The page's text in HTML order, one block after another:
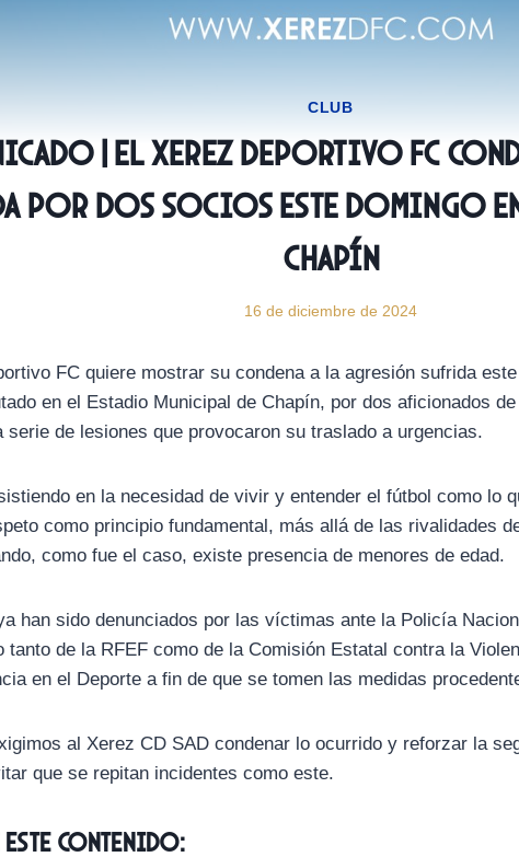
CLUB
| El Xerez Deportivo FC
por dos socios este domingo
Chapín
16 de diciembre de 2024
FC quiere mostrar su condena a la agresión sufrida
en el Estadio Municipal de Chapín, por dos aficionados
serie de lesiones que provocaron su traslado a urgencias.
en la necesidad de vivir y entender el fútbol como lo
como principio fundamental, más allá de las rivalidades
como fue el caso, existe presencia de menores de edad.
han sido denunciados por las víctimas ante la Policía
tanto de la RFEF como de la Comisión Estatal contra la
en el Deporte a fin de que se tomen las medidas
al Xerez CD SAD condenar lo ocurrido y reforzar la
que se repitan incidentes como este.
este contenido: